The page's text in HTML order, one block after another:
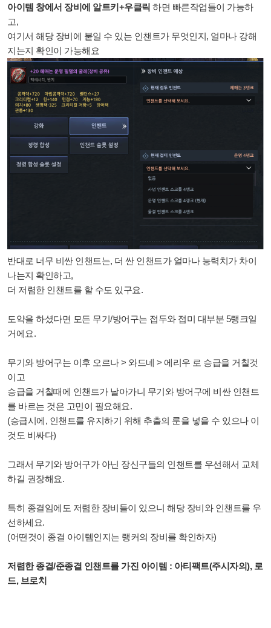
아이템 창에서 장비에 알트키+우클릭 하면 빠른작업들이 가능하
고,
여기서 해당 장비에 붙일 수 있는 인챈트가 무엇인지, 얼마나 강해
지는지 확인이 가능해요
반대로 너무 비싼 인챈트는, 더 싼 인챈트가 얼마나 능력치가 차이
나는지 확인하고,
더 저렴한 인챈트를 할 수도 있구요.
도약을 하셨다면 모든 무기/방어구는 접두와 접미 대부분 5랭크일
거에요.
무기와 방어구는 이후 오르나 > 와드네 > 에리우 로 승급을 거칠것
이고
승급을 거칠때에 인챈트가 날아가니 무기와 방어구에 비싼 인챈트
를 바르는 것은 고민이 필요해요.
(승급시에, 인챈트를 유지하기 위해 추출의 룬을 넣을 수 있으나 이
것도 비싸다)
그래서 무기와 방어구가 아닌 장신구들의 인챈트를 우선해서 교체
하길 권장해요.
특히 종결임에도 저렴한 장비들이 있으니 해당 장비와 인챈트를 우
선하세요.
(어떤것이 종결 아이템인지는 랭커의 장비를 확인하자)
저렴한 종결/준종결 인챈트를 가진 아이템 : 아티팩트(주시자의), 로
드, 브로치